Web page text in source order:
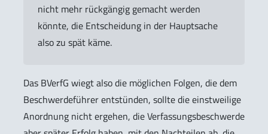
nicht mehr rückgängig gemacht werden
könnte, die Entscheidung in der Hauptsache
also zu spät käme.
Das BVerfG wiegt also die möglichen Folgen, die dem
Beschwerdeführer entstünden, sollte die einstweilige
Anordnung nicht ergehen, die Verfassungsbeschwerde